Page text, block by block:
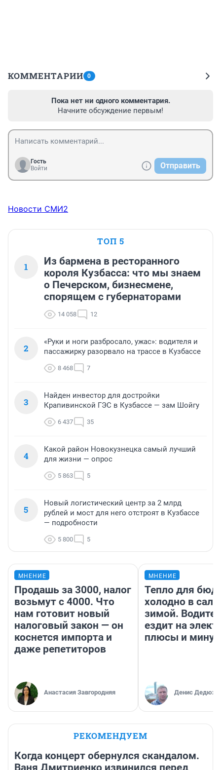
КОММЕНТАРИИ 0
Пока нет ни одного комментария.
Начните обсуждение первым!
Гость
Войти
Отправить
Новости СМИ2
ТОП 5
1
Из бармена в ресторанного
короля Кузбасса: что мы знаем
о Печерском, бизнесмене,
спорящем с губернаторами
14 058 12
2
«Руки и ноги разбросало, ужас»: водителя и
пассажирку разорвало на трассе в Кузбассе
8 468 7
3
Найден инвестор для достройки
Крапивинской ГЭС в Кузбассе — зам Шойгу
6 437 35
4
Какой район Новокузнецка самый лучший
для жизни — опрос
5 863 5
5
Новый логистический центр за 2 млрд
рублей и мост для него отстроят в Кузбассе
— подробности
5 800 5
МНЕНИЕ
Продашь за 3000, налог
возьмут с 4000. Что
нам готовит новый
налоговый закон — он
коснется импорта и
даже репетиторов
Анастасия Завгородняя
МНЕНИЕ
Тепло для
холодно в
зимой.
ездит на
плюсы и
Денис
РЕКОМЕНДУЕМ
Когда концерт обернулся скандалом.